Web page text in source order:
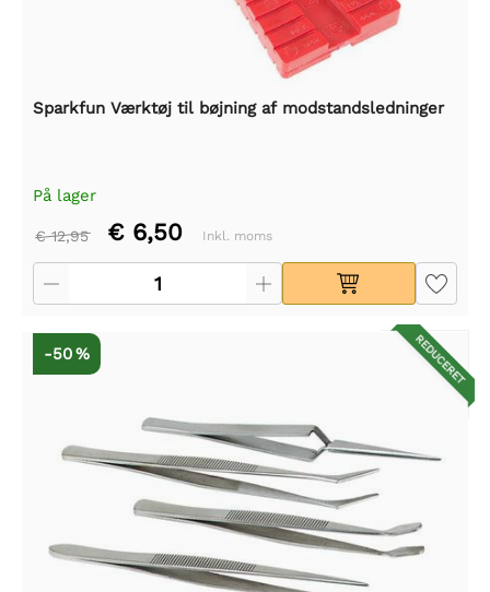
Sparkfun Værktøj til bøjning af modstandsledninger
På lager
€ 12,95 € 6,50 Inkl. moms
REDUCERET
-50 %